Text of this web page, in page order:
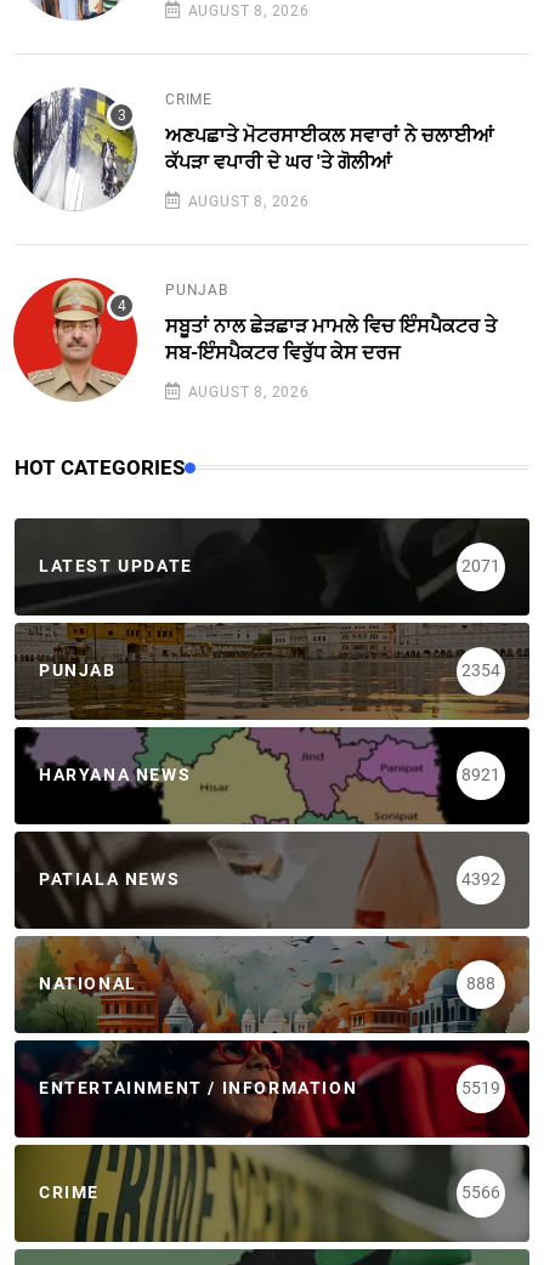
AUGUST 8, 2026
CRIME
ਅਣਪਛਾਤੇ ਮੋਟਰਸਾਈਕਲ ਸਵਾਰਾਂ ਨੇ ਚਲਾਈਆਂ
ਕੱਪੜਾ ਵਪਾਰੀ ਦੇ ਘਰ 'ਤੇ ਗੋਲੀਆਂ
AUGUST 8, 2026
PUNJAB
ਸਬੂਤਾਂ ਨਾਲ ਛੇੜਛਾੜ ਮਾਮਲੇ ਵਿਚ ਇੰਸਪੈਕਟਰ ਤੇ
ਸਬ-ਇੰਸਪੈਕਟਰ ਵਿਰੁੱਧ ਕੇਸ ਦਰਜ
AUGUST 8, 2026
HOT CATEGORIES
LATEST UPDATE 2071
PUNJAB 2354
HARYANA NEWS 8921
PATIALA NEWS 4392
NATIONAL 888
ENTERTAINMENT / INFORMATION 5519
CRIME 5566